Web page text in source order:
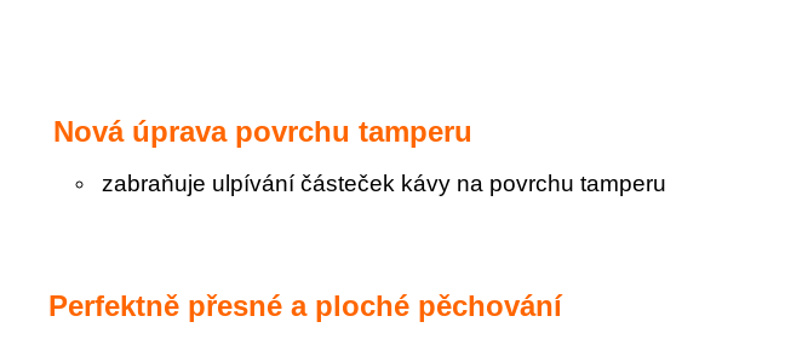
Nová úprava povrchu tamperu
zabraňuje ulpívání částeček kávy na povrchu tamperu
Perfektně přesné a ploché pěchování